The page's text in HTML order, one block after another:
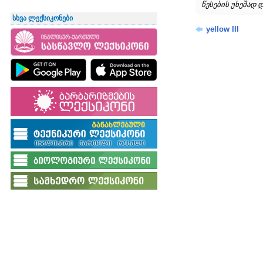
სხვა ლექსიკონები
წესების უხეშად
yellow III